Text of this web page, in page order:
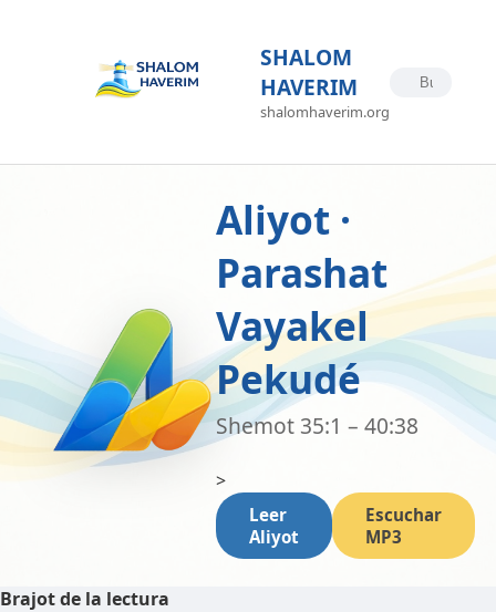
SHALOM
HAVERIM
shalomhaverim.org
Aliyot ·
Parashat
Vayakel
Pekudé
Shemot 35:1 – 40:38
>
Leer
Aliyot
Escuchar
MP3
Brajot de la lectura